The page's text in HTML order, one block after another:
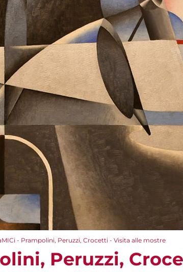
- Prampolini, Peruzzi, Crocetti - Visita alle mostre
Peruzzi,